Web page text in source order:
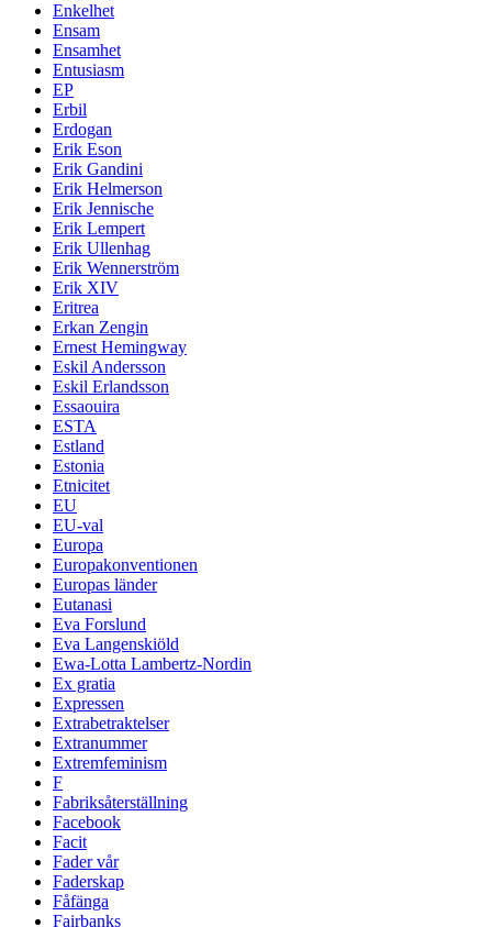
Enkelhet
Ensam
Ensamhet
Entusiasm
EP
Erbil
Erdogan
Erik Eson
Erik Gandini
Erik Helmerson
Erik Jennische
Erik Lempert
Erik Ullenhag
Erik Wennerström
Erik XIV
Eritrea
Erkan Zengin
Ernest Hemingway
Eskil Andersson
Eskil Erlandsson
Essaouira
ESTA
Estland
Estonia
Etnicitet
EU
EU-val
Europa
Europakonventionen
Europas länder
Eutanasi
Eva Forslund
Eva Langenskiöld
Ewa-Lotta Lambertz-Nordin
Ex gratia
Expressen
Extrabetraktelser
Extranummer
Extremfeminism
F
Fabriksåterställning
Facebook
Facit
Fader vår
Faderskap
Fåfänga
Fairbanks